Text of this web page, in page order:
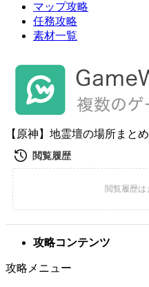
マップ攻略
任務攻略
素材一覧
【原神】地霊壇の場所まとめ
攻略コンテンツ
攻略メニュー